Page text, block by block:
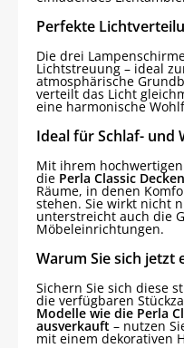
Perfekte
Die drei
Lichtstreuung – ideal
atmosphärische
verteilt das Licht
eine harmonische
Ideal für Schlaf- und
Mit ihrem
die Perla Classic
Räume, in denen
stehen. Sie wirkt nicht
unterstreicht auch die
Möbeleinrichtungen.
Warum Sie sich jetzt
Sichern Sie sich diese
die verfügbaren
Modelle wie die Perla
ausverkauft – nutzen
mit einem dekorativen